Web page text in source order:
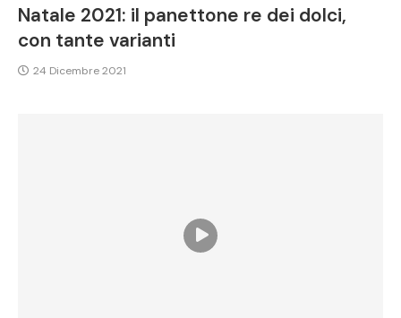
Natale 2021: il panettone re dei dolci,
con tante varianti
24 Dicembre 2021